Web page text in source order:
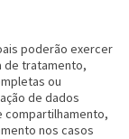
poderão exercer
de tratamento,
ou
de dados
compartilhamento,
nos casos